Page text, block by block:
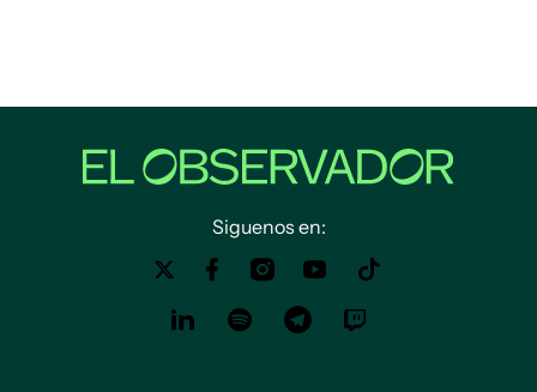
Siguenos en: